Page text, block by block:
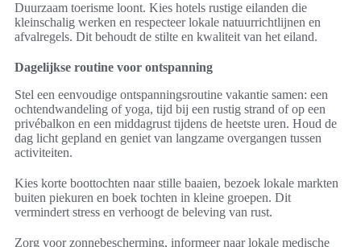
Duurzaam toerisme loont. Kies hotels rustige eilanden die
kleinschalig werken en respecteer lokale natuurrichtlijnen en
afvalregels. Dit behoudt de stilte en kwaliteit van het eiland.
Dagelijkse routine voor ontspanning
Stel een eenvoudige ontspanningsroutine vakantie samen: een
ochtendwandeling of yoga, tijd bij een rustig strand of op een
privébalkon en een middagrust tijdens de heetste uren. Houd de
dag licht gepland en geniet van langzame overgangen tussen
activiteiten.
Kies korte boottochten naar stille baaien, bezoek lokale markten
buiten piekuren en boek tochten in kleine groepen. Dit
vermindert stress en verhoogt de beleving van rust.
Zorg voor zonnebescherming, informeer naar lokale medische